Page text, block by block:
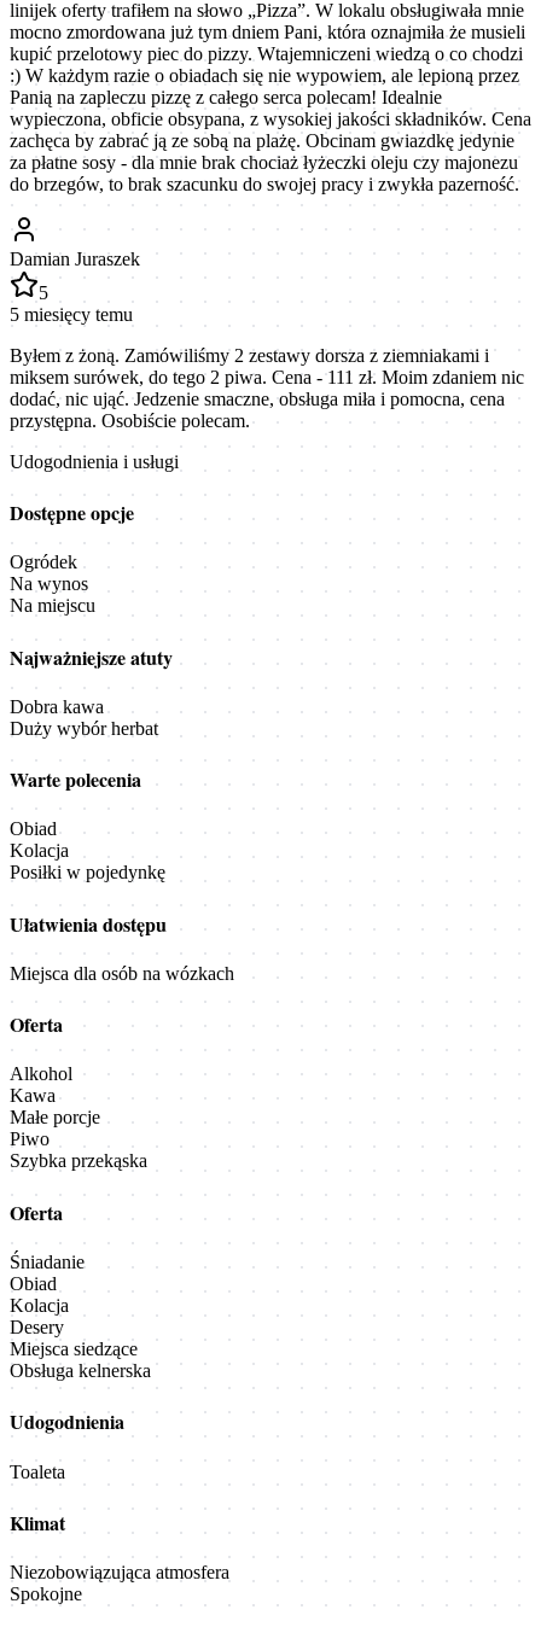
linijek oferty trafiłem na słowo „Pizza”. W lokalu obsługiwała mnie
mocno zmordowana już tym dniem Pani, która oznajmiła że musieli
kupić przelotowy piec do pizzy. Wtajemniczeni wiedzą o co chodzi
:) W każdym razie o obiadach się nie wypowiem, ale lepioną przez
Panią na zapleczu pizzę z całego serca polecam! Idealnie
wypieczona, obficie obsypana, z wysokiej jakości składników. Cena
zachęca by zabrać ją ze sobą na plażę. Obcinam gwiazdkę jedynie
za płatne sosy - dla mnie brak chociaż łyżeczki oleju czy majonezu
do brzegów, to brak szacunku do swojej pracy i zwykła pazerność.
Damian Juraszek
5
5 miesięcy temu
Byłem z żoną. Zamówiliśmy 2 zestawy dorsza z ziemniakami i
miksem surówek, do tego 2 piwa. Cena - 111 zł. Moim zdaniem nic
dodać, nic ująć. Jedzenie smaczne, obsługa miła i pomocna, cena
przystępna. Osobiście polecam.
Udogodnienia i usługi
Dostępne opcje
Ogródek
Na wynos
Na miejscu
Najważniejsze atuty
Dobra kawa
Duży wybór herbat
Warte polecenia
Obiad
Kolacja
Posiłki w pojedynkę
Ułatwienia dostępu
Miejsca dla osób na wózkach
Oferta
Alkohol
Kawa
Małe porcje
Piwo
Szybka przekąska
Oferta
Śniadanie
Obiad
Kolacja
Desery
Miejsca siedzące
Obsługa kelnerska
Udogodnienia
Toaleta
Klimat
Niezobowiązująca atmosfera
Spokojne